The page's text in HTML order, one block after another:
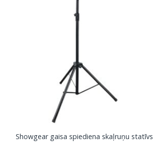
Showgear gaisa spiediena skaļruņu statīvs